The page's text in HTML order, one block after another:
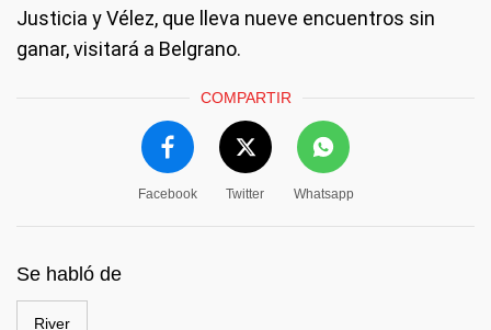
Justicia y Vélez, que lleva nueve encuentros sin
ganar, visitará a Belgrano.
COMPARTIR
Facebook Twitter Whatsapp
Se habló de
River